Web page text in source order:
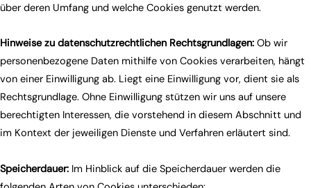
über deren Umfang und welche Cookies genutzt werden.
Hinweise zu datenschutzrechtlichen Rechtsgrundlagen: Ob wir
personenbezogene Daten mithilfe von Cookies verarbeiten, hängt
von einer Einwilligung ab. Liegt eine Einwilligung vor, dient sie als
Rechtsgrundlage. Ohne Einwilligung stützen wir uns auf unsere
berechtigten Interessen, die vorstehend in diesem Abschnitt und
im Kontext der jeweiligen Dienste und Verfahren erläutert sind.
Speicherdauer: Im Hinblick auf die Speicherdauer werden die